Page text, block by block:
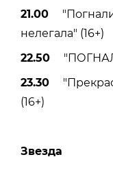
21.00
нелегала" (16+)
22.50
23.30
(16+)
Звезда